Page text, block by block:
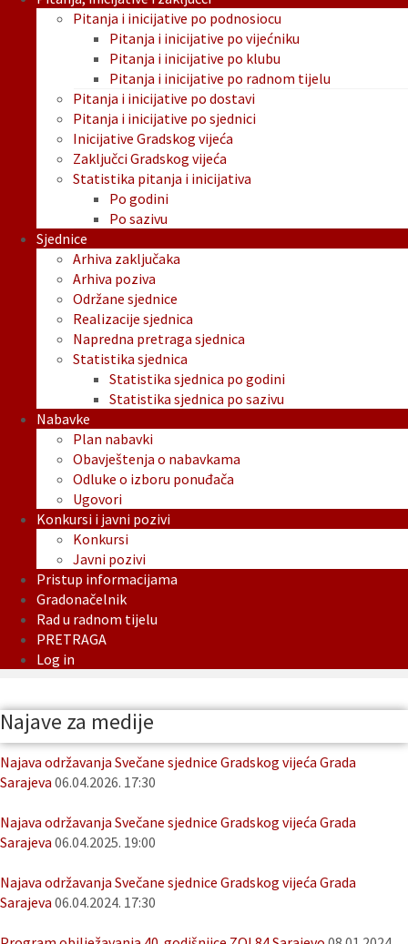
Pitanja i inicijative po podnosiocu
Pitanja i inicijative po vijećniku
Pitanja i inicijative po klubu
Pitanja i inicijative po radnom tijelu
Pitanja i inicijative po dostavi
Pitanja i inicijative po sjednici
Inicijative Gradskog vijeća
Zaključci Gradskog vijeća
Statistika pitanja i inicijativa
Po godini
Po sazivu
Sjednice
Arhiva zaključaka
Arhiva poziva
Održane sjednice
Realizacije sjednica
Napredna pretraga sjednica
Statistika sjednica
Statistika sjednica po godini
Statistika sjednica po sazivu
Nabavke
Plan nabavki
Obavještenja o nabavkama
Odluke o izboru ponuđača
Ugovori
Konkursi i javni pozivi
Konkursi
Javni pozivi
Pristup informacijama
Gradonačelnik
Rad u radnom tijelu
PRETRAGA
Log in
Najave za medije
Najava održavanja Svečane sjednice Gradskog vijeća Grada
Sarajeva 06.04.2026. 17:30
Najava održavanja Svečane sjednice Gradskog vijeća Grada
Sarajeva 06.04.2025. 19:00
Najava održavanja Svečane sjednice Gradskog vijeća Grada
Sarajeva 06.04.2024. 17:30